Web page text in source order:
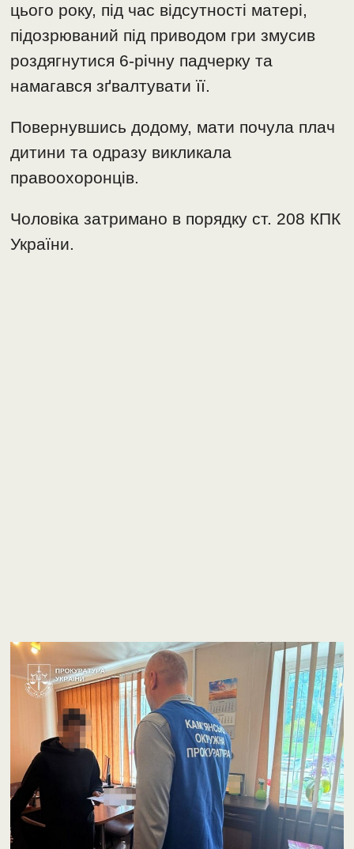
цього року, під час відсутності матері,
підозрюваний під приводом гри змусив
роздягнутися 6-річну падчерку та
намагався зґвалтувати її.
Повернувшись додому, мати почула плач
дитини та одразу викликала
правоохоронців.
Чоловіка затримано в порядку ст. 208 КПК
України.